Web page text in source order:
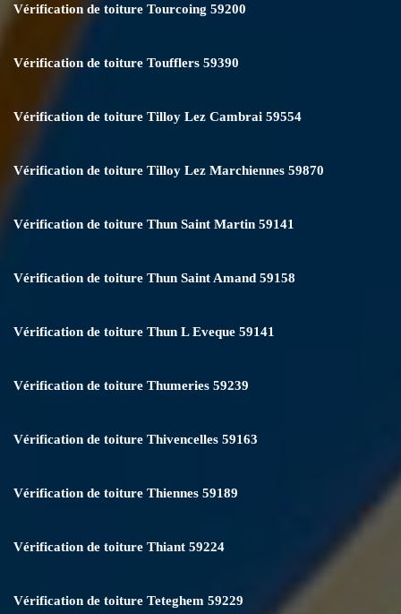
Vérification de toiture Tourcoing 59200
Vérification de toiture Toufflers 59390
Vérification de toiture Tilloy Lez Cambrai 59554
Vérification de toiture Tilloy Lez Marchiennes 59870
Vérification de toiture Thun Saint Martin 59141
Vérification de toiture Thun Saint Amand 59158
Vérification de toiture Thun L Eveque 59141
Vérification de toiture Thumeries 59239
Vérification de toiture Thivencelles 59163
Vérification de toiture Thiennes 59189
Vérification de toiture Thiant 59224
Vérification de toiture Teteghem 59229